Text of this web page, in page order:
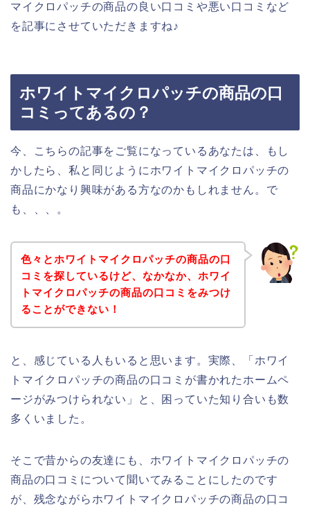
マイクロパッチの商品の良い口コミや悪い口コミなど
を記事にさせていただきますね♪
ホワイトマイクロパッチの商品の口
コミってあるの？
今、こちらの記事をご覧になっているあなたは、もし
かしたら、私と同じようにホワイトマイクロパッチの
商品にかなり興味がある方なのかもしれません。で
も、、、。
色々とホワイトマイクロパッチの商品の口
コミを探しているけど、なかなか、ホワイ
トマイクロパッチの商品の口コミをみつけ
ることができない！
と、感じている人もいると思います。実際、「ホワイ
トマイクロパッチの商品の口コミが書かれたホームペ
ージがみつけられない」と、困っていた知り合いも数
多くいました。
そこで昔からの友達にも、ホワイトマイクロパッチの
商品の口コミについて聞いてみることにしたのです
が、残念ながらホワイトマイクロパッチの商品の口コ